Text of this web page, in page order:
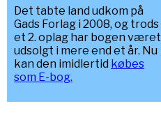
Det tabte land udkom på
Gads Forlag i 2008, og trods
et 2. oplag har bogen været
udsolgt i mere end et år. Nu
kan den imidlertid købes
som E-bog.